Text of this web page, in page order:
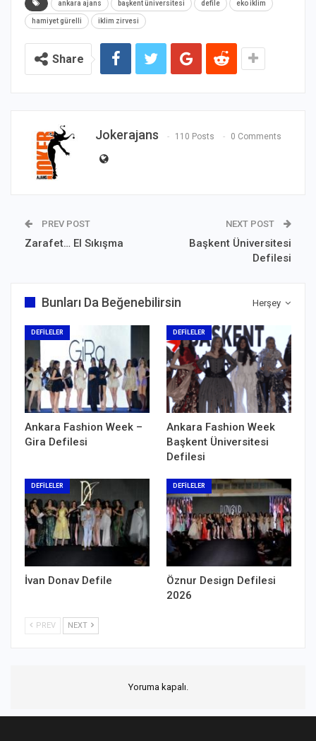
ankara ajans başkent üniversitesi defile eko iklim
hamiyet gürelli iklim zirvesi
Share
Jokerajans 110 Posts 0 Comments
PREV POST
Zarafet… El Sıkışma
NEXT POST
Başkent Üniversitesi
Defilesi
Herşey
Bunları Da Beğenebilirsin
DEFİLELER
Ankara Fashion Week –
Gira Defilesi
DEFİLELER
Ankara Fashion Week
Başkent Üniversitesi
Defilesi
DEFİLELER
İvan Donav Defile
DEFİLELER
Öznur Design Defilesi
2026
PREV NEXT
Yoruma kapalı.